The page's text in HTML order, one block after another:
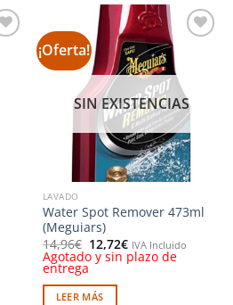
¡Oferta!
lista de
deseos
SIN EXISTENCIAS
LAVADO
Water Spot Remover 473ml
(Meguiars)
14,96€ El
precio
original
era:
14,96€.
12,72€El
precio
actual
IVA Incluido
Agotado y sin plazo de
entrega
LEER MÁS